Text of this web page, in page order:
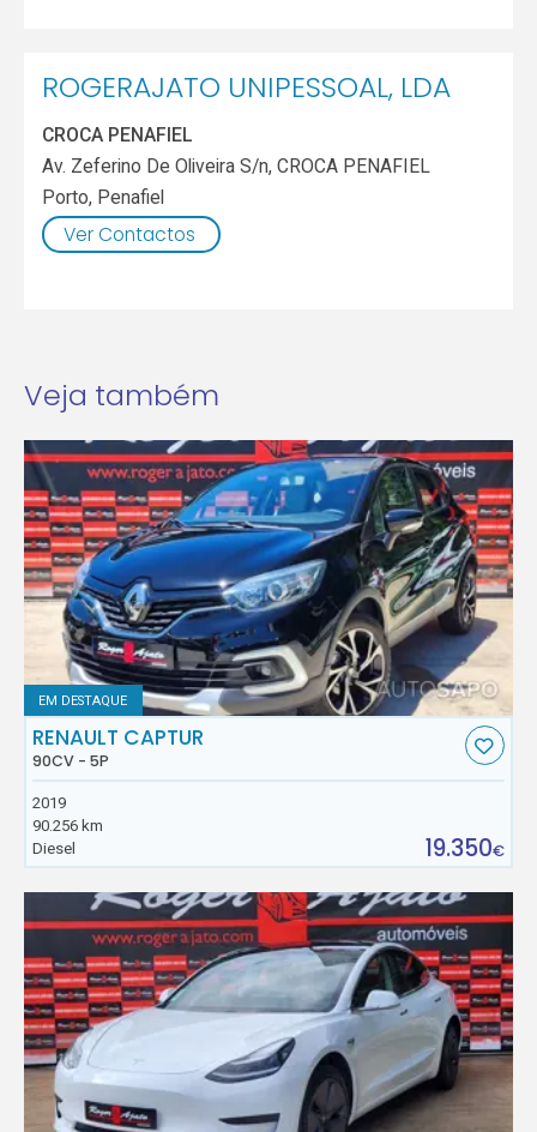
ROGERAJATO UNIPESSOAL, LDA
CROCA PENAFIEL
Av. Zeferino De Oliveira S/n, CROCA PENAFIEL
Porto, Penafiel
Ver Contactos
Veja também
EM DESTAQUE
RENAULT CAPTUR
90CV - 5P
2019
90.256 km
Diesel
19.350€